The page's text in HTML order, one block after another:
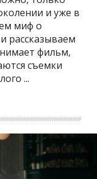
и уже в
миф о
рассказываем
фильм,
съемки
...